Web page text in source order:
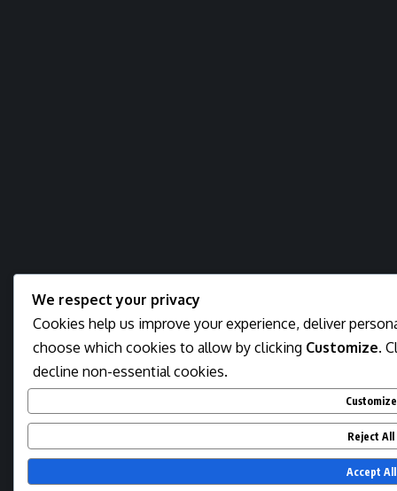
We respect your privacy
Cookies help us improve your experience, deliver
choose which cookies to allow by clicking Customize.
decline non-essential cookies.
Customize
Reject All
Accept All